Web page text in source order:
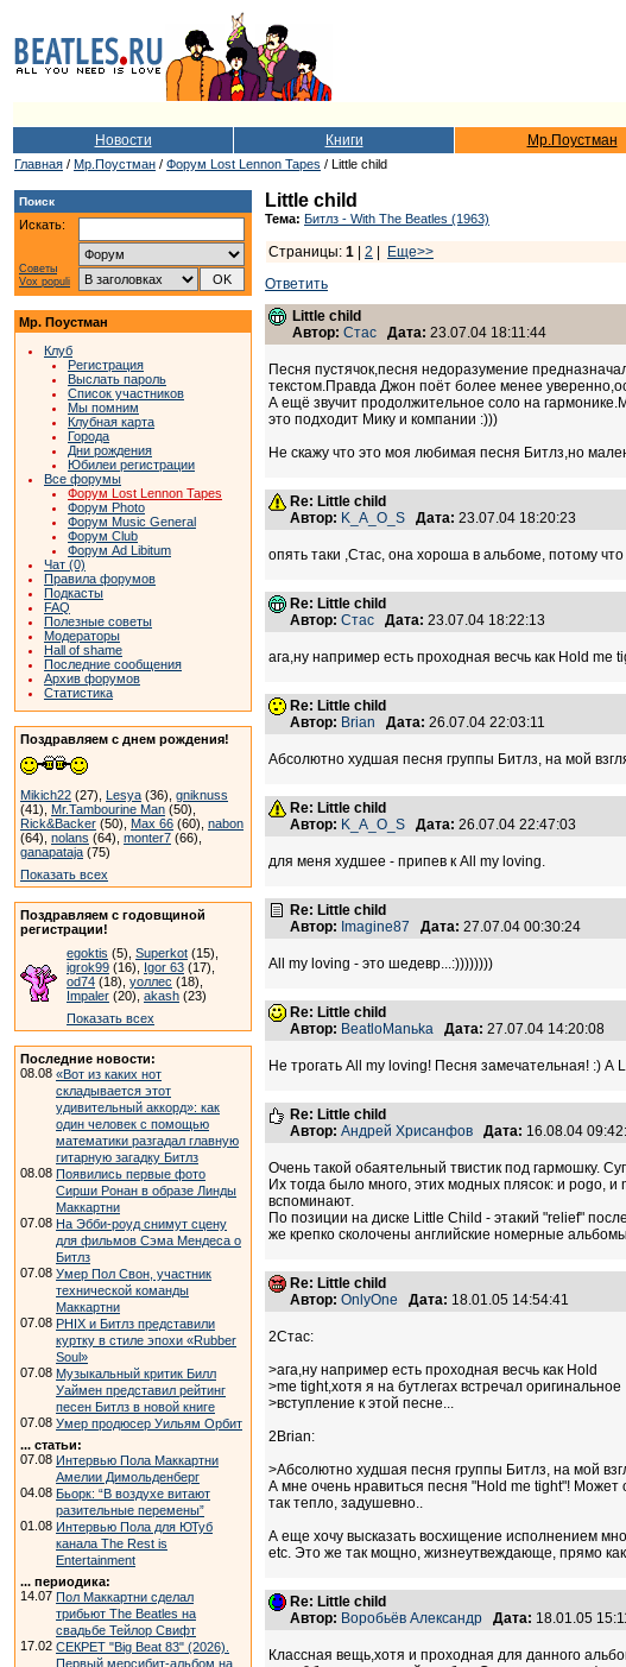
Новости Книги Мр.Поустман
Главная / Мр.Поустман / Форум Lost Lennon Tapes / Little child
Поиск
Искать:
Советы
Vox populi
Мр. Поустман
Клуб
Регистрация
Выслать пароль
Список участников
Мы помним
Клубная карта
Города
Дни рождения
Юбилеи регистрации
Все форумы
Форум Lost Lennon Tapes
Форум Photo
Форум Music General
Форум Club
Форум Ad Libitum
Чат (0)
Правила форумов
Подкасты
FAQ
Полезные советы
Модераторы
Hall of shame
Последние сообщения
Архив форумов
Статистика
Поздравляем с днем рождения!
Mikich22 (27), Lesya (36), gniknuss
(41), Mr.Tambourine Man (50),
Rick&Backer (50), Max 66 (60), nabon
(64), nolans (64), monter7 (66),
ganapataja (75)
Показать всех
Поздравляем с годовщиной
регистрации!
egoktis (5), Superkot (15),
igrok99 (16), Igor 63 (17),
od74 (18), уоллес (18),
Impaler (20), akash (23)
Показать всех
Последние новости:
08.08 «Вот из каких нот
складывается этот
удивительный аккорд»: как
один человек с помощью
математики разгадал главную
гитарную загадку Битлз
08.08 Появились первые фото
Сирши Ронан в образе Линды
Маккартни
07.08 На Эбби-роуд снимут сцену
для фильмов Сэма Мендеса о
Битлз
07.08 Умер Пол Свон, участник
технической команды
Маккартни
07.08 PHIX и Битлз представили
куртку в стиле эпохи «Rubber
Soul»
07.08 Музыкальный критик Билл
Уаймен представил рейтинг
песен Битлз в новой книге
07.08 Умер продюсер Уильям Орбит
... статьи:
07.08 Интервью Пола Маккартни
Амелии Димольденберг
04.08 Бьорк: “В воздухе витают
разительные перемены”
01.08 Интервью Пола для ЮТуб
канала The Rest is
Entertainment
... периодика:
14.07 Пол Маккартни сделал
трибьют The Beatles на
свадьбе Тейлор Свифт
17.02 СЕКРЕТ "Big Beat 83" (2026).
Первый мерсибит-альбом на
Little child
Тема: Битлз - With The Beatles (1963)
Страницы: 1 2
Еще>>
Ответить
Little child
Автор: Стас Дата: 23.07.04 18:11:44
Песня пустячок,песня недоразумение
текстом.Правда Джон поёт более менее
А ещё звучит продолжительное соло на
это подходит Мику и компании :)))
Не скажу что это моя любимая песня Битлз,но
Re: Little child
Автор: K_A_O_S Дата: 23.07.04 18:20:23
опять таки ,Стас, она хороша в альбоме, потому что
Re: Little child
Автор: Стас Дата: 23.07.04 18:22:13
ага,ну например есть проходная весчь как Hold me
Re: Little child
Автор: Brian Дата: 26.07.04 22:03:11
Абсолютно худшая песня группы Битлз, на мой
Re: Little child
Автор: K_A_O_S Дата: 26.07.04 22:47:03
для меня худшее - припев к All my loving.
Re: Little child
Автор: Imagine87 Дата: 27.07.04 00:30:24
All my loving - это шедевр...:))))))))
Re: Little child
Автор: BeatloManьka Дата: 27.07.04 14:20:08
Не трогать All my loving! Песня замечательная! :)
Re: Little child
Автор: Андрей Хрисанфов Дата: 16.08.04
Очень такой обаятельный твистик под гармошку.
Их тогда было много, этих модных плясок: и pogo,
вспоминают.
По позиции на диске Little Child - этакий "relief"
же крепко сколочены английские номерные
Re: Little child
Автор: OnlyOne Дата: 18.01.05 14:54:41
2Стас:
>ага,ну например есть проходная весчь как Hold
>me tight,хотя я на бутлегах встречал оригинальное
>вступление к этой песне...
2Brian:
>Абсолютно худшая песня группы Битлз, на мой
А мне очень нравиться песня "Hold me tight"! Может
так тепло, задушевно..
А еще хочу высказать восхищение исполнением
etc. Это же так мощно, жизнеутвеждающе, прямо
Re: Little child
Автор: Воробьёв Александр Дата: 18.01.05
Классная вещь,хотя и проходная для данного